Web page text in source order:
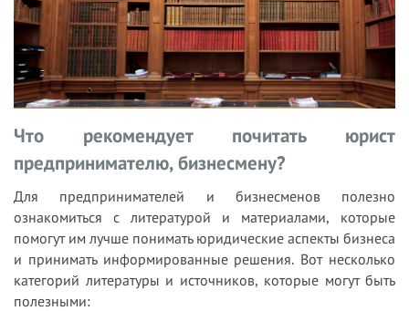
Что рекомендует почитать юрист
предпринимателю, бизнесмену?
Для предпринимателей и бизнесменов полезно
ознакомиться с литературой и материалами, которые
помогут им лучше понимать юридические аспекты бизнеса
и принимать информированные решения. Вот несколько
категорий литературы и источников, которые могут быть
полезными: